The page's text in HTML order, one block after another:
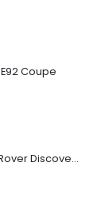
Coupe
Fanale posteriore destro Land Rover Discovery 3